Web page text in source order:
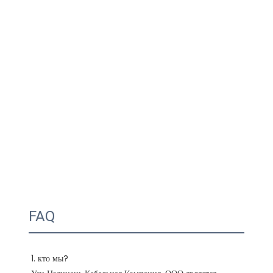
FAQ
1. кто мы?